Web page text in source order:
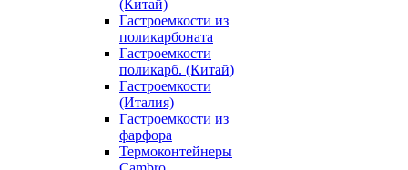
(Китай)
Гастроемкости из
поликарбоната
Гастроемкости
поликарб. (Китай)
Гастроемкости
(Италия)
Гастроемкости из
фарфора
Термоконтейнеры